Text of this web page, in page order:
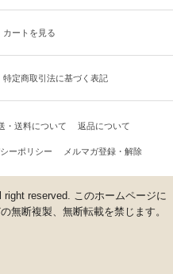
カートを見る
特定商取引法に基づく表記
・送料について 返品について
ーポリシー メルマガ登録・解除
reserved. このホームページに
無断複製、無断転載を禁じます。